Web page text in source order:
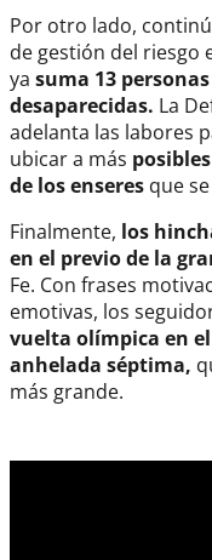
Por otro lado,
de gestión del riesgo
ya suma 13
desaparecidas. La
adelanta las labores
ubicar a más
de los enseres que
Finalmente, los
en el previo de la
Fe. Con frases
emotivas, los
vuelta olímpica en
anhelada séptima,
más grande.